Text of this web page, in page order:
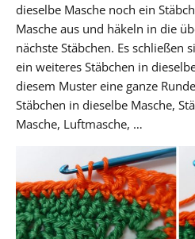
dieselbe Masche noch ein
Masche aus und häkeln in die
nächste Stäbchen. Es schließen
ein weiteres Stäbchen in
diesem Muster eine ganze
Stäbchen in dieselbe Masche,
Masche, Luftmasche, …